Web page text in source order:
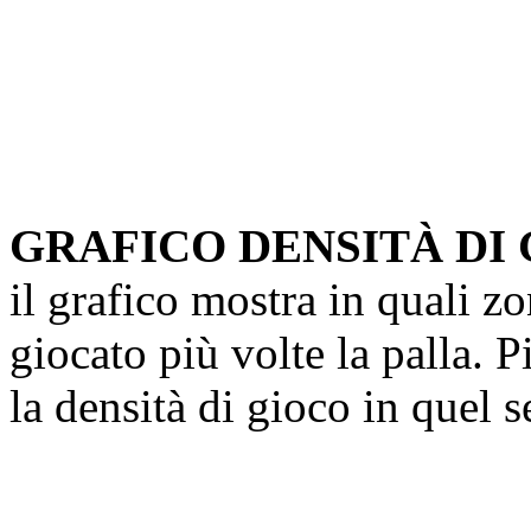
GRAFICO DENSITÀ DI
il grafico mostra in quali
giocato più volte la palla.
la densità di gioco in quel